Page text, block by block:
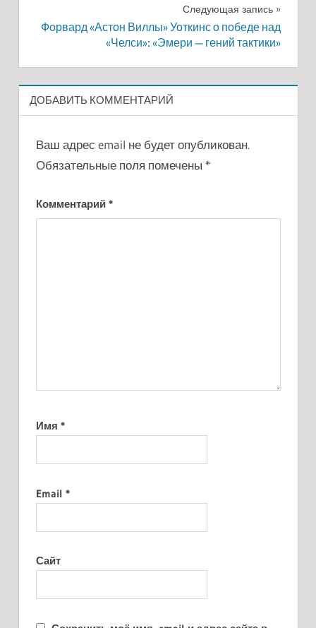
Следующая запись
Форвард «Астон Виллы» Уоткинс о победе над
«Челси»: «Эмери — гений тактики»
ДОБАВИТЬ КОММЕНТАРИЙ
Ваш адрес email не будет опубликован.
Обязательные поля помечены *
Комментарий *
Имя *
Email *
Сайт